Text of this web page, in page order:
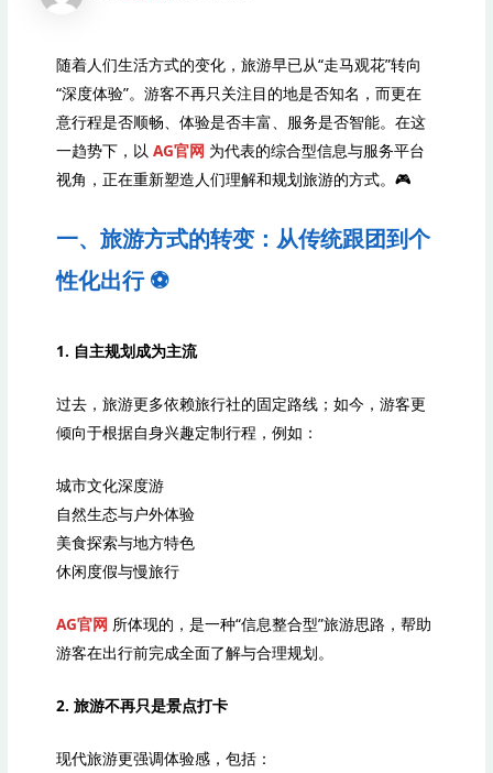
随着人们生活方式的变化，旅游早已从“走马观花”转向
“深度体验”。游客不再只关注目的地是否知名，而更在
意行程是否顺畅、体验是否丰富、服务是否智能。在这
一趋势下，以AG官网 为代表的综合型信息与服务平台
视角，正在重新塑造人们理解和规划旅游的方式。🎮
一、旅游方式的转变：从传统跟团到个
性化出行 ⚽️
1. 自主规划成为主流
过去，旅游更多依赖旅行社的固定路线；如今，游客更
倾向于根据自身兴趣定制行程，例如：
城市文化深度游
自然生态与户外体验
美食探索与地方特色
休闲度假与慢旅行
AG官网 所体现的，是一种“信息整合型”旅游思路，帮助
游客在出行前完成全面了解与合理规划。
2. 旅游不再只是景点打卡
现代旅游更强调体验感，包括：